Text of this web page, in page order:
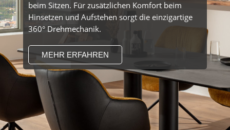
beim Sitzen. Für zusätzlichen Komfort beim
Hinsetzen und Aufstehen sorgt die einzigartige
360° Drehmechanik.
MEHR ERFAHREN